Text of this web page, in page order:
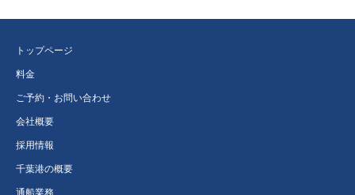
トップページ
料金
ご予約・お問い合わせ
会社概要
採用情報
千葉港の概要
通船業務